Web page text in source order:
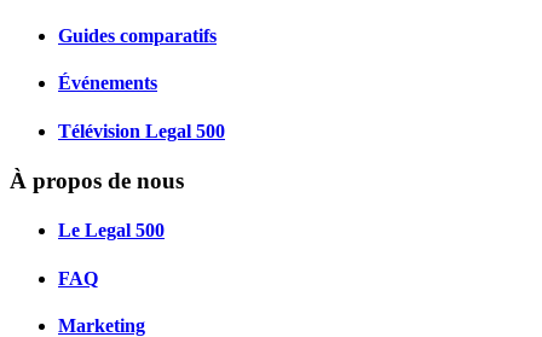
Guides comparatifs
Événements
Télévision Legal 500
À propos de nous
Le Legal 500
FAQ
Marketing